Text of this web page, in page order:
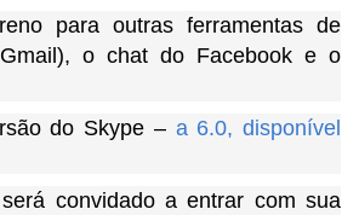
para outras ferramentas de
o chat do Facebook e o
do Skype – a 6.0, disponível
convidado a entrar com sua